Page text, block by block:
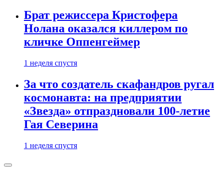
Брат режиссера Кристофера
Нолана оказался киллером по
кличке Оппенгеймер
1 неделя спустя
За что создатель скафандров ругал
космонавта: на предприятии
«Звезда» отпраздновали 100-летие
Гая Северина
1 неделя спустя